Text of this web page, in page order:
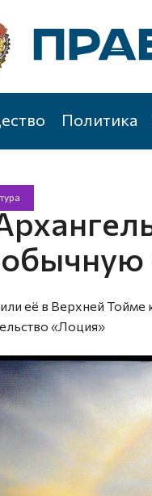
Политика
её в Верхней Тойме
«Лоция»